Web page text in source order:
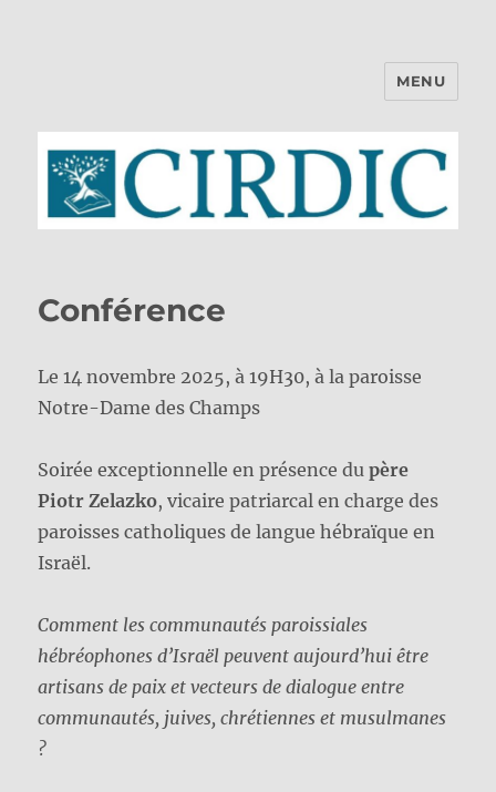
MENU
Conférence
Le 14 novembre 2025, à 19H30, à la paroisse
Notre-Dame des Champs
Soirée exceptionnelle en présence dupère
Piotr Zelazko, vicaire patriarcal en charge des
paroisses catholiques de langue hébraïque en
Israël.
Comment les communautés paroissiales
hébréophones d’Israël peuvent aujourd’hui être
artisans de paix et vecteurs de dialogue entre
communautés, juives, chrétiennes et musulmanes
?